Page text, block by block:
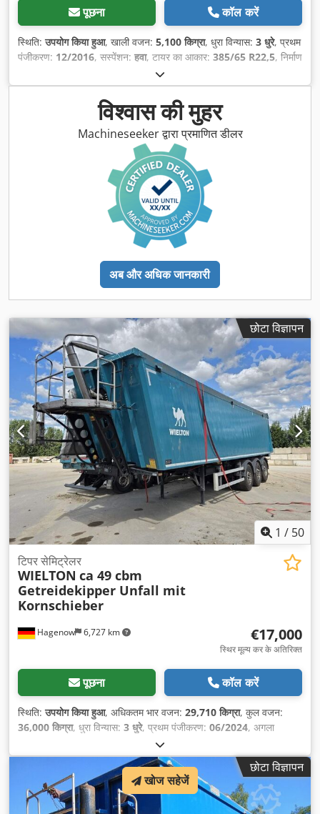
पूछना कॉल करें
स्थिति:उपयोग किया हुआ, खाली वजन: 5,100 किग्रा, धुरा विन्यास: 3 धुरे, प्रथम
पंजीकरण: 12/2016, सस्पेंशन: हवा, टायर का आकार: 385/65 R22,5, निर्माण
विश्वास की मुहर
Machineseeker द्वारा प्रमाणित डीलर
अब और अधिक जानकारी
छोटा विज्ञापन
1 / 50
Hagenow 6,727 km
टिपर सेमिट्रेलर
WIELTON ca 49 cbm
Getreidekipper Unfall mit
Kornschieber
€17,000
स्थिर मूल्य कर के अतिरिक्त
पूछना कॉल करें
स्थिति:उपयोग किया हुआ, अधिकतम भार वजन: 29,710 किग्रा, कुल वजन:
36,000 किग्रा, धुरा विन्यास: 3 धुरे, प्रथम पंजीकरण: 06/2024, अगला
, लोडिंग स्पेस वॉल्यूम:
मिमी, कुल चौड़ाई:2,550 मिमी, कुल ऊँचाई:3,550 मिमी, निर्माण वर्ष:2024,
एबीएस,
छोटा विज्ञापन
खोज सहेजें